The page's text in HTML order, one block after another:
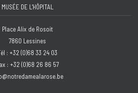
MUSÉE DE L'HÔPITAL
Place Alix de Rosoit
7860 Lessines
: +32 (0)68 33 24 03
: +32 (0)68 26 86 57